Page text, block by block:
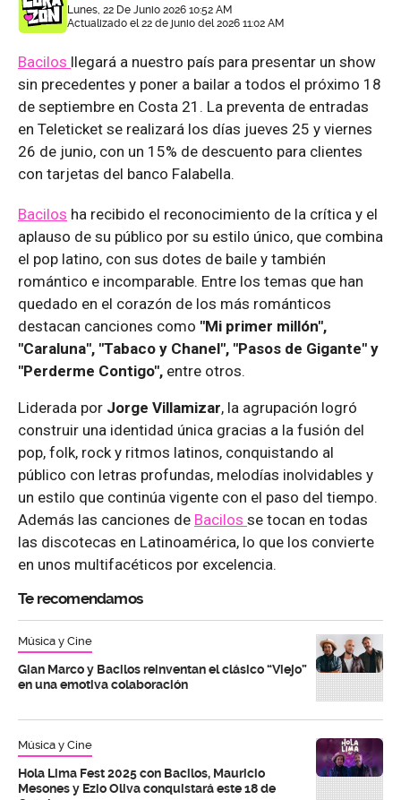
Lunes, 22 De Junio 2026 10:52 AM
Actualizado el 22 de junio del 2026 11:02 AM
Bacilos llegará a nuestro país para presentar un show
sin precedentes y poner a bailar a todos el próximo 18
de septiembre en Costa 21. La preventa de entradas
en Teleticket se realizará los días jueves 25 y viernes
26 de junio, con un 15% de descuento para clientes
con tarjetas del banco Falabella.
Bacilos ha recibido el reconocimiento de la crítica y el
aplauso de su público por su estilo único, que combina
el pop latino, con sus dotes de baile y también
romántico e incomparable. Entre los temas que han
quedado en el corazón de los más románticos
destacan canciones como "Mi primer millón",
"Caraluna", "Tabaco y Chanel", "Pasos de Gigante" y
"Perderme Contigo", entre otros.
Liderada por Jorge Villamizar, la agrupación logró
construir una identidad única gracias a la fusión del
pop, folk, rock y ritmos latinos, conquistando al
público con letras profundas, melodías inolvidables y
un estilo que continúa vigente con el paso del tiempo.
Además las canciones de Bacilos se tocan en todas
las discotecas en Latinoamérica, lo que los convierte
en unos multifacéticos por excelencia.
Te recomendamos
Música y Cine
Gian Marco y Bacilos reinventan el clásico “Viejo”
en una emotiva colaboración
Música y Cine
Hola Lima Fest 2025 con Bacilos, Mauricio
Mesones y Ezio Oliva conquistará este 18 de